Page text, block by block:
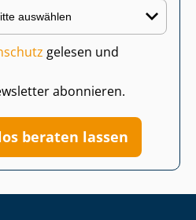
gelesen und
abonnieren.
beraten lassen